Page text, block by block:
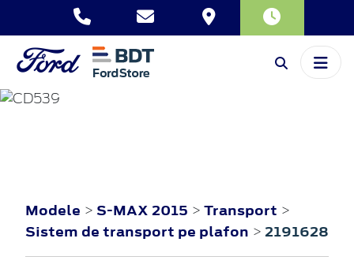
S-MAX
Modele > S-MAX 2015 > Transport >
Sistem de transport pe plafon > 2191628